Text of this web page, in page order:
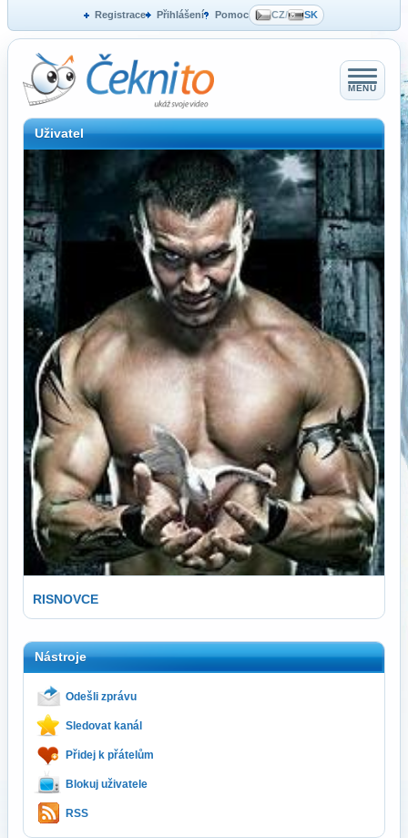
Registrace Přihlášení Pomoc CZ/ SK
MENU
Uživatel
RISNOVCE
Nástroje
Odešli zprávu
Sledovat kanál
Přidej k přátelům
Blokuj uživatele
RSS